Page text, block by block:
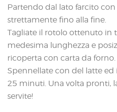
Partendo dal lato farcito
strettamente fino alla fine.
Tagliate il rotolo ottenuto in
medesima lunghezza e
ricoperta con carta da forno.
Spennellate con del latte ed
25 minuti. Una volta pronti,
servite!